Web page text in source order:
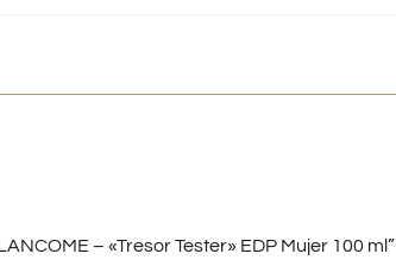
– «Tresor Tester» EDP Mujer 100 ml”